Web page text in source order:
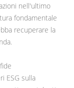
nell'ultimo
fondamentale
recuperare la
ESG sulla